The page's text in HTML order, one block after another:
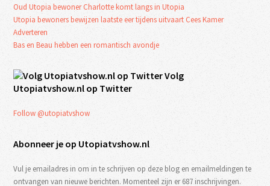
Oud Utopia bewoner Charlotte komt langs in Utopia
Utopia bewoners bewijzen laatste eer tijdens uitvaart Cees Kamer
Adverteren
Bas en Beau hebben een romantisch avondje
Volg
Utopiatvshow.nl op Twitter
Follow @utopiatvshow
Abonneer je op Utopiatvshow.nl
Vul je emailadres in om in te schrijven op deze blog en emailmeldingen te
ontvangen van nieuwe berichten. Momenteel zijn er 687 inschrijvingen.